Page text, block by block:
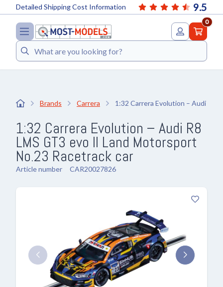
9.5
Detailed Shipping Cost Information
0
Search
Brands Carrera 1:32 Carrera Evolution – Audi R8
1:32 Carrera Evolution – Audi R8
LMS GT3 evo II Land Motorsport
No.23 Racetrack car
Article number CAR20027826